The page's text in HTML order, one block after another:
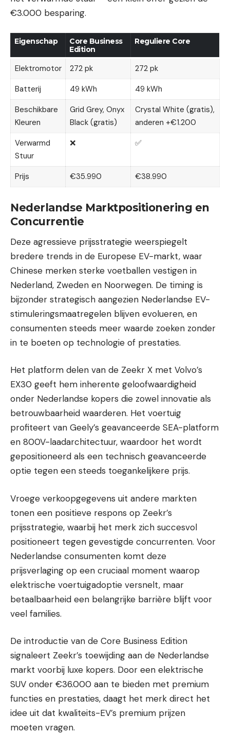
€3.000 besparing.
Eigenschap
Core Business
Edition
Reguliere Core
Elektromotor 272 pk
272 pk
Batterij
49 kWh
49 kWh
Beschikbare
Kleuren
Grid Grey, Onyx
Black (gratis)
Crystal White (gratis),
anderen +€1.200
Verwarmd
Stuur
❌ ✅
Prijs €35.990 €38.990
Nederlandse Marktpositionering en
Concurrentie
Deze agressieve prijsstrategie weerspiegelt
bredere trends in de Europese EV-markt, waar
Chinese merken sterke voetballen vestigen in
Nederland, Zweden en Noorwegen. De timing is
bijzonder strategisch aangezien Nederlandse EV-
stimuleringsmaatregelen blijven evolueren, en
consumenten steeds meer waarde zoeken zonder
in te boeten op technologie of prestaties.
Het platform delen van de Zeekr X met Volvo’s
EX30 geeft hem inherente geloofwaardigheid
onder Nederlandse kopers die zowel innovatie als
betrouwbaarheid waarderen. Het voertuig
profiteert van Geely’s geavanceerde SEA-platform
en 800V-laadarchitectuur, waardoor het wordt
gepositioneerd als een technisch geavanceerde
optie tegen een steeds toegankelijkere prijs.
Vroege verkoopgegevens uit andere markten
tonen een positieve respons op Zeekr’s
prijsstrategie, waarbij het merk zich succesvol
positioneert tegen gevestigde concurrenten. Voor
Nederlandse consumenten komt deze
prijsverlaging op een cruciaal moment waarop
elektrische voertuigadoptie versnelt, maar
betaalbaarheid een belangrijke barrière blijft voor
veel families.
De introductie van de Core Business Edition
signaleert Zeekr’s toewijding aan de Nederlandse
markt voorbij luxe kopers. Door een elektrische
SUV onder €36.000 aan te bieden met premium
functies en prestaties, daagt het merk direct het
idee uit dat kwaliteits-EV’s premium prijzen
moeten vragen.